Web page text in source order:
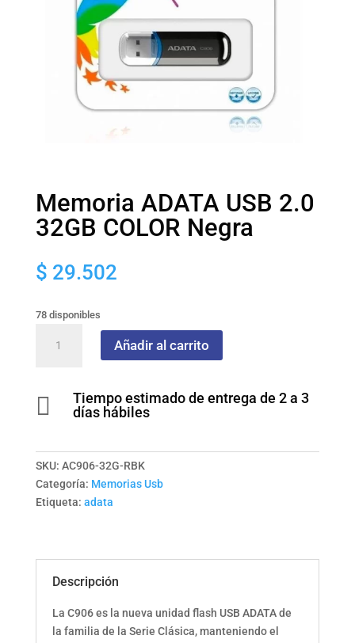
Memoria ADATA USB 2.0
32GB COLOR Negra
$ 29.502
78 disponibles
ADATA
cantidad
Añadir al carrito

Tiempo estimado de entrega de 2 a 3
días hábiles
SKU: AC906-32G-RBK
Categoría: Memorias Usb
Etiqueta: adata
Descripción
La C906 es la nueva unidad flash USB ADATA de
la familia de la Serie Clásica, manteniendo el